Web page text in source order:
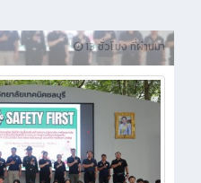
13 ชั่วโมง ที่ผ่านมา